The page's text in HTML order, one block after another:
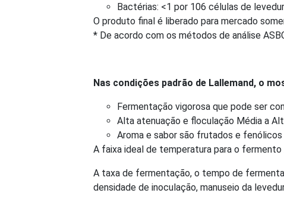
Bactérias: <1 por 106 células de
O produto final é liberado para mercado
* De acordo com os métodos de análise
Nas condições padrão de Lallemand, o
Fermentação vigorosa que pode ser
Alta atenuação e floculação Média a
Aroma e sabor são frutados e
A faixa ideal de temperatura para o fermento
A taxa de fermentação, o tempo de
densidade de inoculação, manuseio da